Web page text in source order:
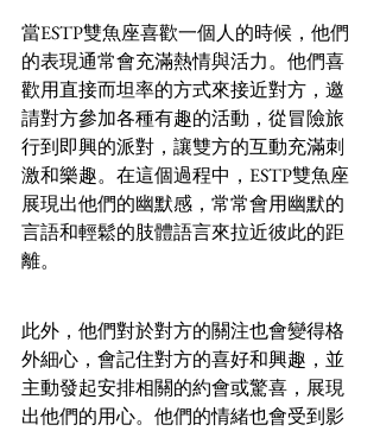
當ESTP雙魚座喜歡一個人的時候，他們
的表現通常會充滿熱情與活力。他們喜
歡用直接而坦率的方式來接近對方，邀
請對方參加各種有趣的活動，從冒險旅
行到即興的派對，讓雙方的互動充滿刺
激和樂趣。在這個過程中，ESTP雙魚座
展現出他們的幽默感，常常會用幽默的
言語和輕鬆的肢體語言來拉近彼此的距
離。
此外，他們對於對方的關注也會變得格
外細心，會記住對方的喜好和興趣，並
主動發起安排相關的約會或驚喜，展現
出他們的用心。他們的情緒也會受到影